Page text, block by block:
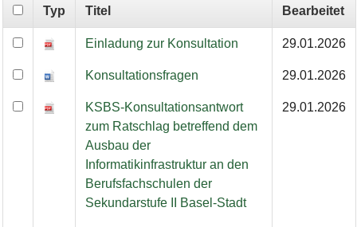
Typ Titel Bearbeitet
Einladung zur Konsultation 29.01.2026
Konsultationsfragen 29.01.2026
KSBS-Konsultationsantwort
zum Ratschlag betreffend dem
Ausbau der
Informatikinfrastruktur an den
Berufsfachschulen der
Sekundarstufe II Basel-Stadt
29.01.2026